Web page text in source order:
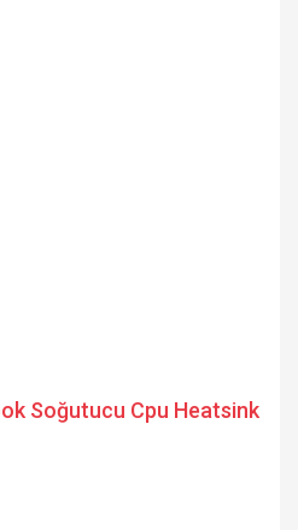
Soğutucu Cpu Heatsink